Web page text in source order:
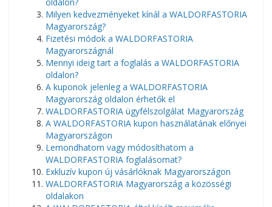
Milyen kedvezményeket kínál a WALDORFASTORIA
Magyarország?
Fizetési módok a WALDORFASTORIA
Magyarországnál
Mennyi ideig tart a foglalás a WALDORFASTORIA
oldalon?
A kuponok jelenleg a WALDORFASTORIA
Magyarország oldalon érhetők el
WALDORFASTORIA ügyfélszolgálat Magyarország
A WALDORFASTORIA kupon használatának előnyei
Magyarországon
Lemondhatom vagy módosíthatom a
WALDORFASTORIA foglalásomat?
Exkluzív kupon új vásárlóknak Magyarországon
WALDORFASTORIA Magyarország a közösségi
oldalakon